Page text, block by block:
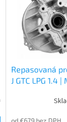
Repasovaná
J GTC LPG 1.4 |
od €679 bez DPH